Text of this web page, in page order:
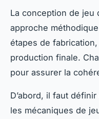
La conception de jeu
approche
étapes de fabrication,
production finale.
pour assurer la
D’abord, il faut
les mécaniques de